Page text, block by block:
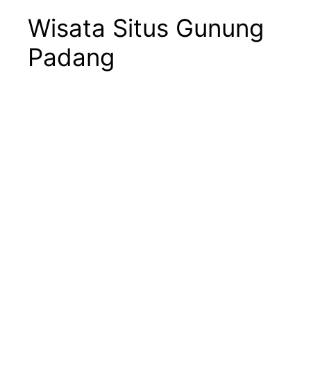
Wisata Situs Gunung
Padang